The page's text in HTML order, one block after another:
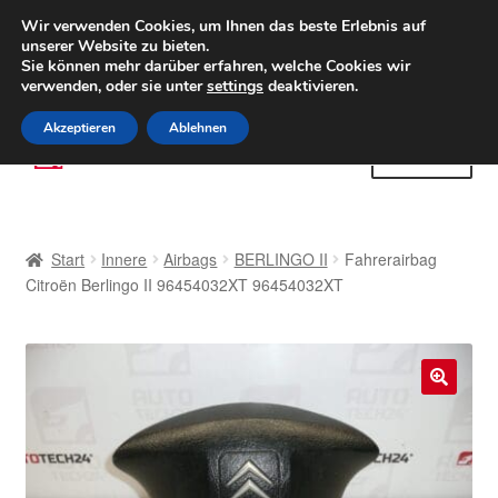
LIEFERUNG ab 6 EUR
Weltweiter Versand
(800) 500 564Mo-Fr 9-16 Uhr
Zur
Navigation
Zum
Inhalt
AGB
Datenschutz-Bestimmungen
Start Innere Airbags BERLINGO II
Fahrerairbag
Citroën Berlingo II 96454032XT 96454032XT
Wir verwenden Cookies, um Ihnen das beste Erlebnis auf
unserer Website zu bieten.
Sie können mehr darüber erfahren, welche Cookies wir
verwenden, oder sie untersettings deaktivieren.
Akzeptieren Ablehnen